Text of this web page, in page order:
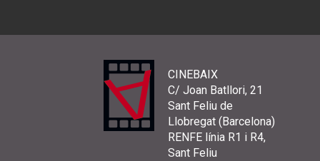
CINEBAIX
C/ Joan Batllori, 21
Sant Feliu de
Llobregat (Barcelona)
RENFE línia R1 i R4,
Sant Feliu